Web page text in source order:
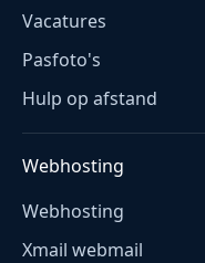
Vacatures
Pasfoto's
Hulp op afstand
Webhosting
Webhosting
Xmail webmail